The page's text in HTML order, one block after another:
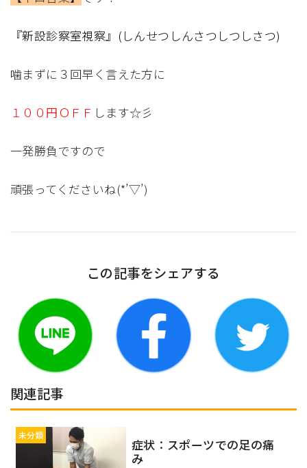
『新設診察室視察』(しんせつしんさつしつしさつ)
噛まずに３回早く言えた方に
１００円ＯＦＦ します☆彡
一発勝負ですので
頑張ってくださいね(*’▽’)
この記事をシェアする
関連記事
未分類
症状：スポーツでの足の痛
み